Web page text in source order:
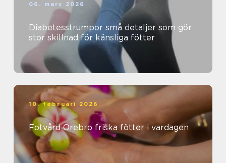
06. mars 2026
Diabetesstrumpor små detaljer som gör
stor skillnad för känsliga fötter
10. februari 2026
Fotvård Örebro friska fötter i vardagen